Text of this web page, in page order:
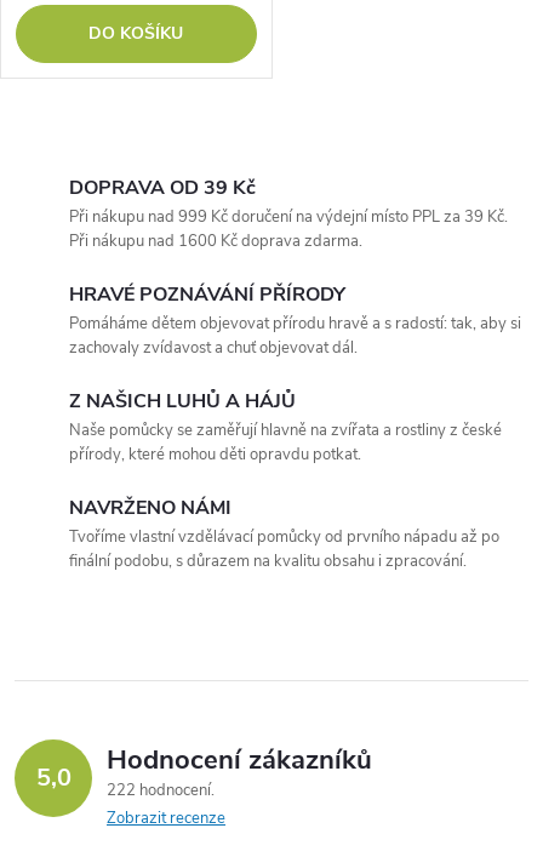
DO KOŠÍKU
k
y
v
DOPRAVA OD 39 Kč
Při nákupu nad 999 Kč doručení na výdejní místo PPL za 39 Kč.
Při nákupu nad 1600 Kč doprava zdarma.
HRAVÉ POZNÁVÁNÍ PŘÍRODY
Pomáháme dětem objevovat přírodu hravě a s radostí: tak, aby si
zachovaly zvídavost a chuť objevovat dál.
Z NAŠICH LUHŮ A HÁJŮ
Naše pomůcky se zaměřují hlavně na zvířata a rostliny z české
přírody, které mohou děti opravdu potkat.
NAVRŽENO NÁMI
Tvoříme vlastní vzdělávací pomůcky od prvního nápadu až po
finální podobu, s důrazem na kvalitu obsahu i zpracování.
5,0 Hodnocení zákazníků
222 hodnocení
Zobrazit recenze